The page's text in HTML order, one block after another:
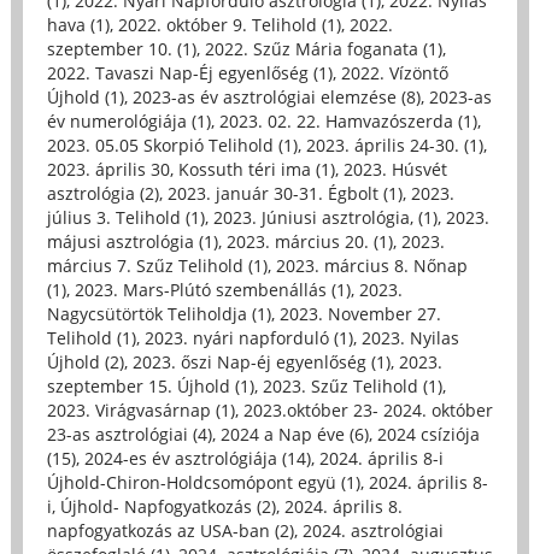
hava (1), 2022. október 9. Telihold (1), 2022.
szeptember 10. (1), 2022. Szűz Mária foganata (1),
2022. Tavaszi Nap-Éj egyenlőség (1), 2022. Vízöntő
Újhold (1), 2023-as év asztrológiai elemzése (8), 2023-as
év numerológiája (1), 2023. 02. 22. Hamvazószerda (1),
2023. 05.05 Skorpió Telihold (1), 2023. április 24-30. (1),
2023. április 30, Kossuth téri ima (1), 2023. Húsvét
asztrológia (2), 2023. január 30-31. Égbolt (1), 2023.
július 3. Telihold (1), 2023. Júniusi asztrológia, (1), 2023.
májusi asztrológia (1), 2023. március 20. (1), 2023.
március 7. Szűz Telihold (1), 2023. március 8. Nőnap
(1), 2023. Mars-Plútó szembenállás (1), 2023.
Nagycsütörtök Teliholdja (1), 2023. November 27.
Telihold (1), 2023. nyári napforduló (1), 2023. Nyilas
Újhold (2), 2023. őszi Nap-éj egyenlőség (1), 2023.
szeptember 15. Újhold (1), 2023. Szűz Telihold (1),
2023. Virágvasárnap (1), 2023.október 23- 2024. október
23-as asztrológiai (4), 2024 a Nap éve (6), 2024 csíziója
(15), 2024-es év asztrológiája (14), 2024. április 8-i
Újhold-Chiron-Holdcsomópont együ (1), 2024. április 8-
i, Újhold- Napfogyatkozás (2), 2024. április 8.
napfogyatkozás az USA-ban (2), 2024. asztrológiai